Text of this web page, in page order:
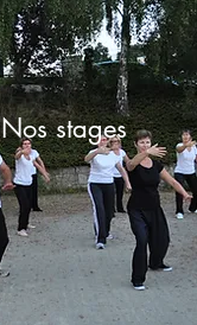
Nos stages